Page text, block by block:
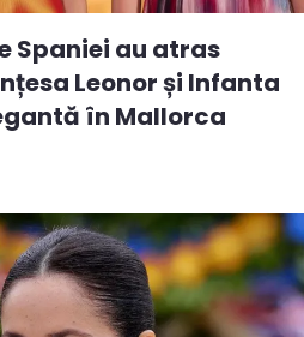
Spaniei au atras
Leonor și Infanta
în Mallorca